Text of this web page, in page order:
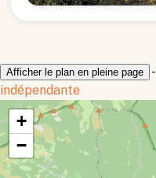
Afficher le plan en pleine page -
indépendante